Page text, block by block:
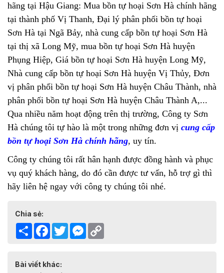
hãng tại Hậu Giang: Mua bồn tự hoại Sơn Hà chính hãng
tại thành phố Vị Thanh, Đại lý phân phối bồn tự hoại
Sơn Hà tại Ngã Bảy, nhà cung cấp bồn tự hoại Sơn Hà
tại thị xã Long Mỹ, mua bồn tự hoại Sơn Hà huyện
Phụng Hiệp, Giá bồn tự hoại Sơn Hà huyện Long Mỹ,
Nhà cung cấp bồn tự hoại Sơn Hà huyện Vị Thủy, Đơn
vị phân phối bồn tự hoại Sơn Hà huyện Châu Thành, nhà
phân phối bồn tự hoại Sơn Hà huyện Châu Thành A,...
Qua nhiều năm hoạt động trên thị trường, Công ty Sơn
Hà chúng tôi tự hào là một trong những đơn vị cung cấp
bồn tự hoại Sơn Hà chính hãng, uy tín.
Công ty chúng tôi rất hân hạnh được đồng hành và phục
vụ quý khách hàng, do đó cần được tư vấn, hỗ trợ gì thì
hãy liên hệ ngay với công ty chúng tôi nhé.
Chia sẻ:
Share Facebook
TwitterMessenger
Bài viết khác: